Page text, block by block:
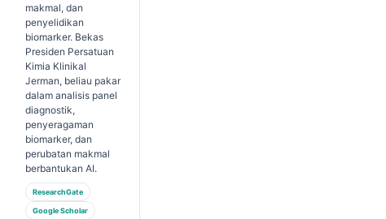
makmal, dan
penyelidikan
biomarker. Bekas
Presiden Persatuan
Kimia Klinikal
Jerman, beliau pakar
dalam analisis panel
diagnostik,
penyeragaman
biomarker, dan
perubatan makmal
berbantukan AI.
ResearchGate
Google Scholar